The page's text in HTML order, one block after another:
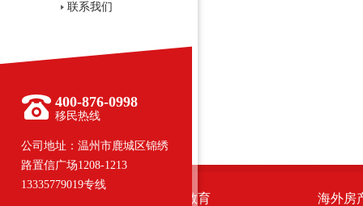
联系我们
400-876-0998
移民热线
公司地址：温州市鹿城区锦绣
路置信广场1208-1213
13335779019专线
留学教育 海外房